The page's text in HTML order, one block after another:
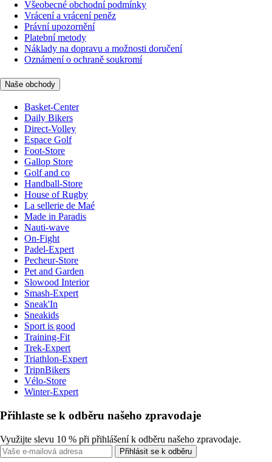
Všeobecné obchodní podmínky
Vrácení a vrácení peněz
Právní upozornění
Platební metody
Náklady na dopravu a možnosti doručení
Oznámení o ochraně soukromí
Naše obchody
Basket-Center
Daily Bikers
Direct-Volley
Espace Golf
Foot-Store
Gallop Store
Golf and co
Handball-Store
House of Rugby
La sellerie de Maé
Made in Paradis
Nauti-wave
On-Fight
Padel-Expert
Pecheur-Store
Pet and Garden
Slowood Interior
Smash-Expert
Sneak'In
Sneakids
Sport is good
Training-Fit
Trek-Expert
Triathlon-Expert
TripnBikers
Vélo-Store
Winter-Expert
Přihlaste se k odběru našeho zpravodaje
Využijte slevu 10 % při přihlášení k odběru našeho zpravodaje.
Přihlásit se k odběru